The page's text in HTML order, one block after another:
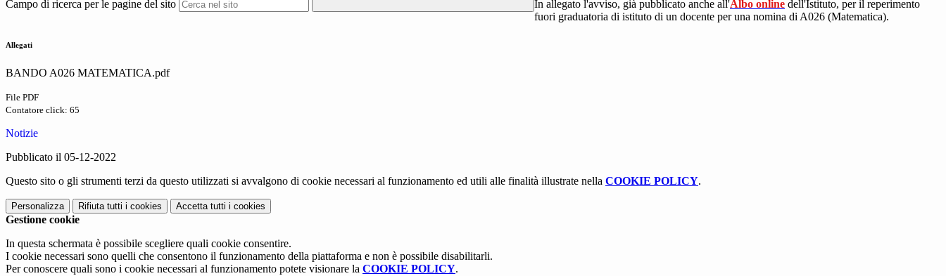
Campo di ricerca per le pagine del sito In allegato l'avviso, già pubblicato anche all'Albo online dell'Istituto, per il reperimento
fuori graduatoria di istituto di un docente per una nomina di A026 (Matematica).
Allegati
BANDO A026 MATEMATICA.pdf
File PDF
Contatore click: 65
Notizie
Pubblicato il 05-12-2022
Questo sito o gli strumenti terzi da questo utilizzati si avvalgono di cookie necessari al funzionamento ed utili alle finalità illustrate nella COOKIE POLICY.
Personalizza Rifiuta tutti i cookies Accetta tutti i cookies
Gestione cookie
In questa schermata è possibile scegliere quali cookie consentire.
I cookie necessari sono quelli che consentono il funzionamento della piattaforma e non è possibile disabilitarli.
Per conoscere quali sono i cookie necessari al funzionamento potete visionare la COOKIE POLICY.